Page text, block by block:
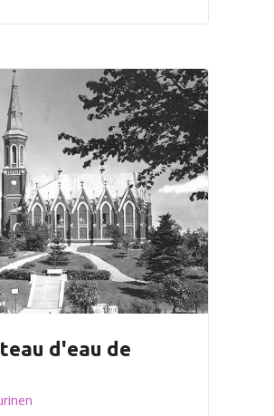
d'eau de